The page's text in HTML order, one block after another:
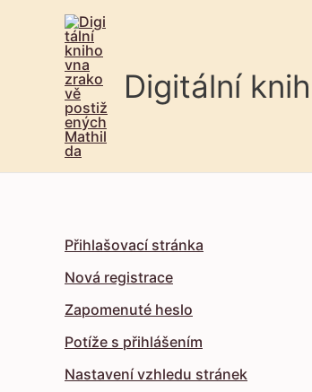
Digitální
Přihlašovací stránka
Nová registrace
Zapomenuté heslo
Potíže s přihlášením
Nastavení vzhledu stránek